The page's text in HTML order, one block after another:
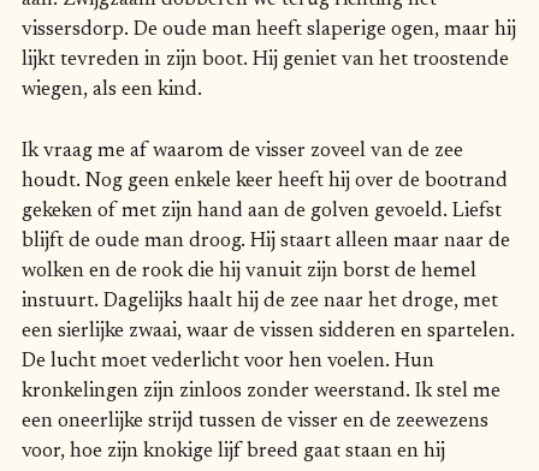
vissersdorp. De oude man heeft slaperige ogen, maar hij
lijkt tevreden in zijn boot. Hij geniet van het troostende
wiegen, als een kind.
Ik vraag me af waarom de visser zoveel van de zee
houdt. Nog geen enkele keer heeft hij over de bootrand
gekeken of met zijn hand aan de golven gevoeld. Liefst
blijft de oude man droog. Hij staart alleen maar naar de
wolken en de rook die hij vanuit zijn borst de hemel
instuurt. Dagelijks haalt hij de zee naar het droge, met
een sierlijke zwaai, waar de vissen sidderen en spartelen.
De lucht moet vederlicht voor hen voelen. Hun
kronkelingen zijn zinloos zonder weerstand. Ik stel me
een oneerlijke strijd tussen de visser en de zeewezens
voor, hoe zijn knokige lijf breed gaat staan en hij